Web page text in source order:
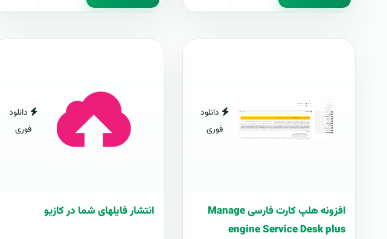
دانلود
فوری
افزونه هلپ کارت فارسی Manage
engine Service Desk plus
دانلود
فوری
انتشار فایلهای شما در کازیو